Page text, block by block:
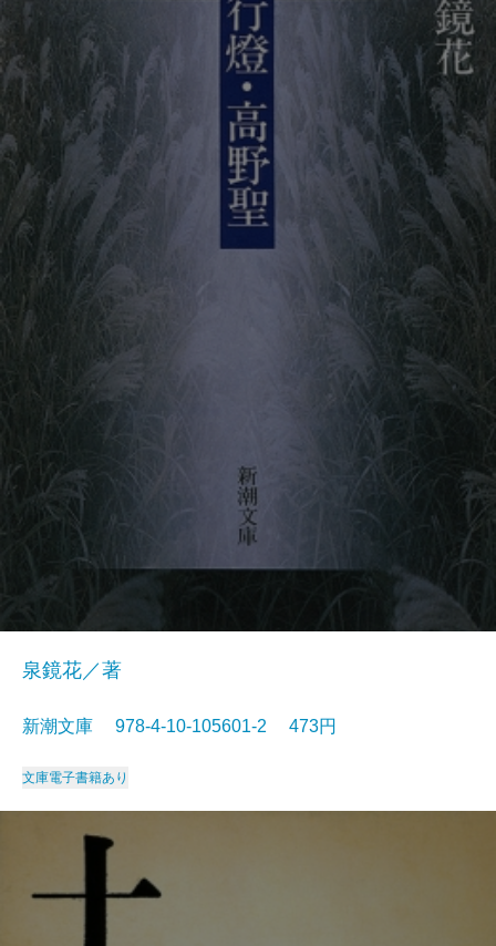
泉鏡花／著
新潮文庫 978-4-10-105601-2 473円
文庫電子書籍あり